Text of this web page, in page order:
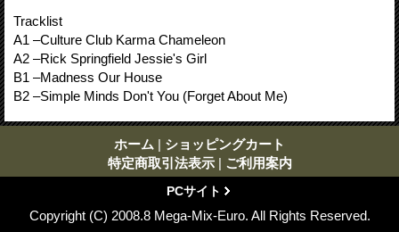
Tracklist
A1 –Culture Club Karma Chameleon
A2 –Rick Springfield Jessie's Girl
B1 –Madness Our House
B2 –Simple Minds Don't You (Forget About Me)
ホーム | ショッピングカート
特定商取引法表示 | ご利用案内
PCサイト
Copyright (C) 2008.8 Mega-Mix-Euro. All Rights Reserved.